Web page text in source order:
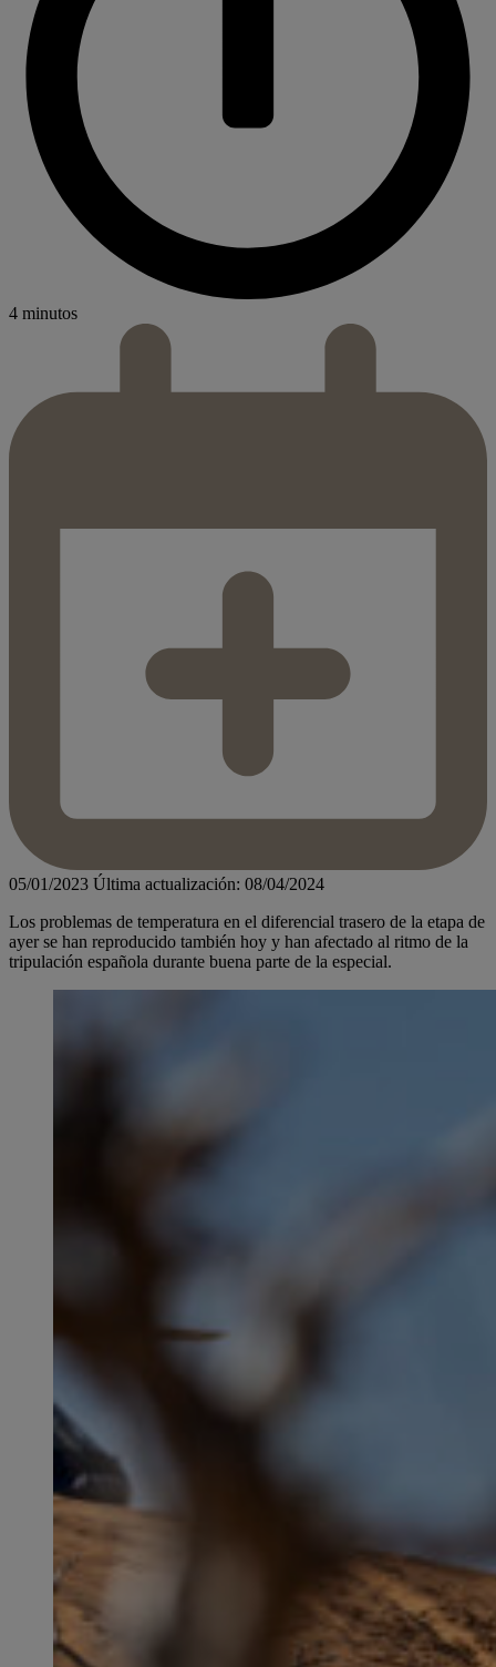
4 minutos
05/01/2023 Última actualización: 08/04/2024
Los problemas de temperatura en el diferencial trasero de la etapa de
ayer se han reproducido también hoy y han afectado al ritmo de la
tripulación española durante buena parte de la especial.